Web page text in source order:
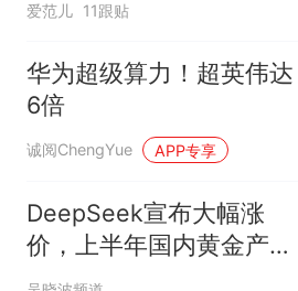
爱范儿 11跟贴
华为超级算力！超英伟达
6倍
诚阅ChengYue APP专享
DeepSeek宣布大幅涨
价，上半年国内黄金产量
骤降 | 财经日日评